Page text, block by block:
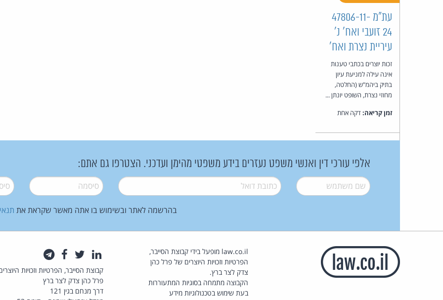
עת"מ 47806-11-
24 זועבי ואח' נ'
עיריית נצרת ואח'
זכות יוצרים בכתבי טענות
אינה עילה למניעת עיון
בתיק ביהמ"ש (החלטה,
מחוזי נצרת, השופט יונתן ...
זמן קריאה:דקה אחת
אלפי עורכי דין ואנשי משפט נעזרים בידע משפטי מהימן ועדכני. הצטרפו גם אתם:
שם משתמש* דואל* סיסמה*
בהרשמה לאתר ובשימוש בו אתה מאשר שקראת את
law.co.il מופעל בידי קבוצת הסייבר,
הפרטיות וזכויות היוצרים של פרל כהן
צדק לצר ברץ.
הקבוצה מתמחה בסוגיות המתעוררות
בעת שימוש בטכנולוגיות מידע
לינקדאין
טוויטרפייסבוק
קבוצת הסייבר, הפרטיות וזכויות
פרל כהן צדק לצר ברץ
דרך מנחם בגין 121